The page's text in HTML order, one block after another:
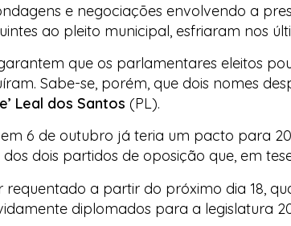
e negociações envolvendo a
ao pleito municipal, esfriaram nos
que os parlamentares eleitos
Sabe-se, porém, que dois nomes
Leal dos Santos (PL).
6 de outubro já teria um pacto para
dois partidos de oposição que, em
requentado a partir do próximo dia 18,
diplomados para a legislatura